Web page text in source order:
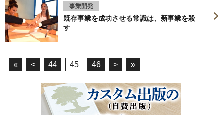
事業開発
既存事業を成功させる常識は、新事業を殺
す
« < 44 45 46 > »